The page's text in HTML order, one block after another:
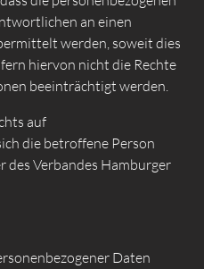
an einen
werden, soweit dies
hiervon nicht die Rechte
beeinträchtigt werden.
auf
die betroffene Person
Verbandes Hamburger
Daten